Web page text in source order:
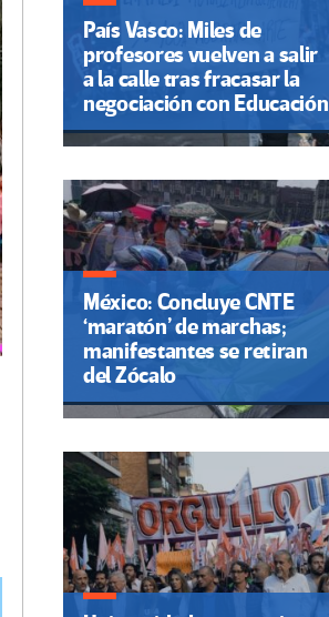
País Vasco: Miles de
profesores vuelven a salir
a la calle tras fracasar la
negociación con Educación
México: Concluye CNTE
‘maratón’ de marchas;
manifestantes se retiran
del Zócalo